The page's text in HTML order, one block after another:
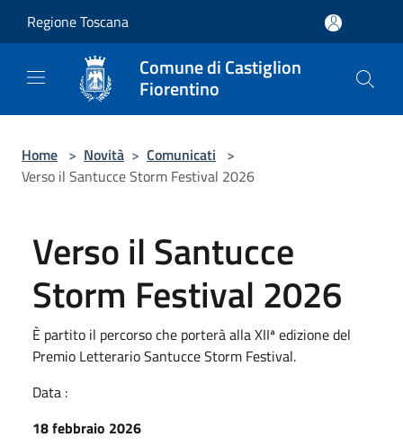
Regione Toscana
Comune di Castiglion
Fiorentino
Home > Novità > Comunicati >
Verso il Santucce Storm Festival 2026
Verso il Santucce
Storm Festival 2026
È partito il percorso che porterà alla XIIª edizione del
Premio Letterario Santucce Storm Festival.
Data :
18 febbraio 2026